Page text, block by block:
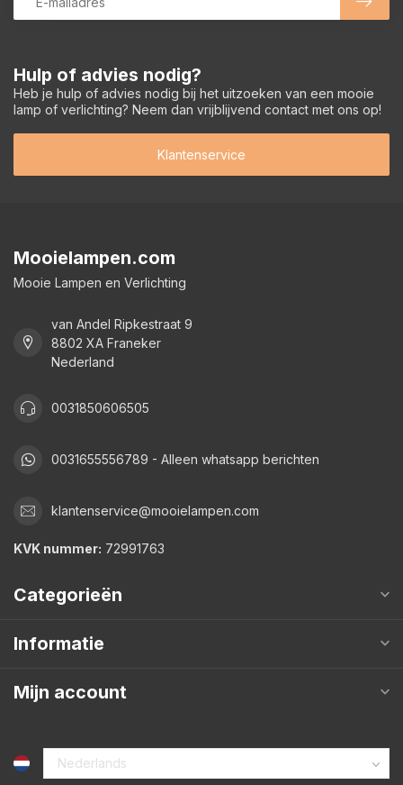
Hulp of advies nodig?
Heb je hulp of advies nodig bij het uitzoeken van een mooie
lamp of verlichting? Neem dan vrijblijvend contact met ons op!
Klantenservice
Mooielampen.com
Mooie Lampen en Verlichting
van Andel Ripkestraat 9
8802 XA Franeker
Nederland
0031850606505
0031655556789 - Alleen whatsapp berichten
klantenservice@mooielampen.com
KVK nummer: 72991763
Categorieën
Informatie
Mijn account